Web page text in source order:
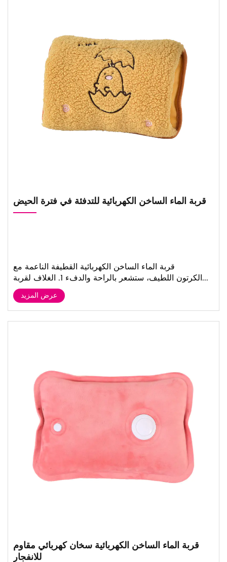
قربة الماء الساخن الكهربائية للتدفئة في فترة الحيض
قربة الماء الساخن الكهربائية القطيفة الناعمة مع
الكرتون اللطيف، ستشعر بالراحة والدفء 1. الغلاف لقربة...
عرض المزيد
قربة الماء الساخن الكهربائية سخان كهربائي مقاوم
للانفجار